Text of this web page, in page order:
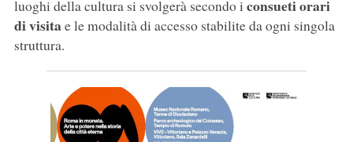
luoghi della cultura si svolgerà secondo i consueti orari
di visitae le modalità di accesso stabilite da ogni singola
struttura.